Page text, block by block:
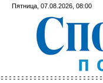
Пятница, 07.08.2026, 08:00